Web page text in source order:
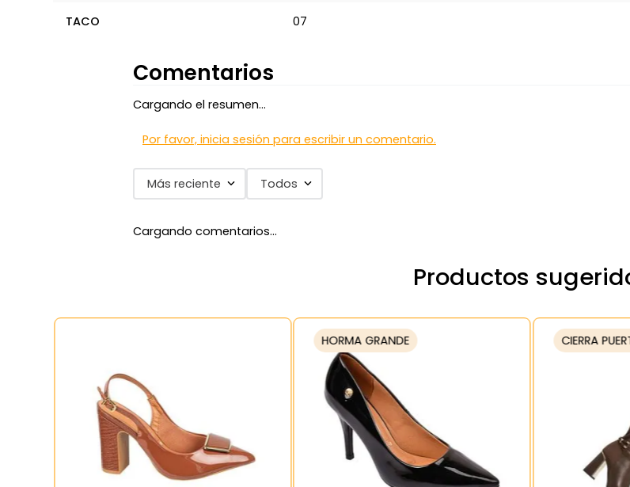
TACO 07
Comentarios
Cargando el resumen…
Por favor, inicia sesión para escribir un comentario.
Más reciente Todos
Cargando comentarios…
Productos
HORMA GRANDE CIERRA